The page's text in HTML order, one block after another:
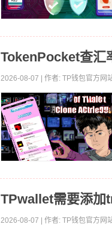
TokenPocket查汇
2026-08-07 | 作者: TP钱包官方网站
TPwallet需要添加
2026-08-07 | 作者: TP钱包官方网站